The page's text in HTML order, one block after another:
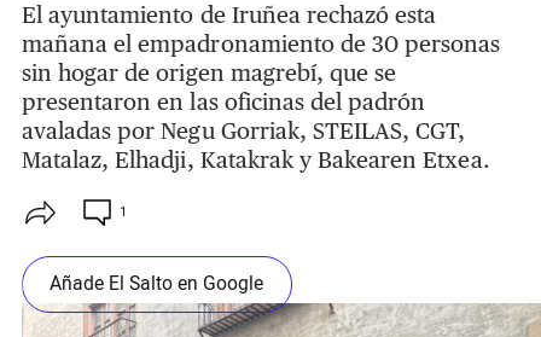
El ayuntamiento de Iruñea rechazó esta
mañana el empadronamiento de 30 personas
sin hogar de origen magrebí, que se
presentaron en las oficinas del padrón
avaladas por Negu Gorriak, STEILAS, CGT,
Matalaz, Elhadji, Katakrak y Bakearen Etxea.
1
Añade El Salto en Google